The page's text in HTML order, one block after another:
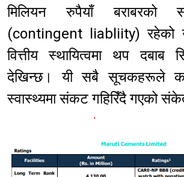
मिलियन रुपैयाँ बराबरको
(contingent liabliity)
वित्तीय स्थायित्वमा थप दबाब
देखिन्छ। यी सबै सूचकहरूले
स्वास्थ्यमा संकट गहिरिँदै गएको